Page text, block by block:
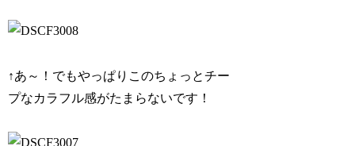
↑あ～！でもやっぱりこのちょっとチー
プなカラフル感がたまらないです！